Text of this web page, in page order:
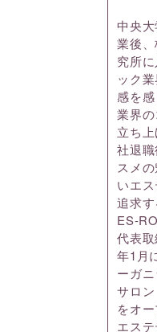
中央
業後
究所
ック
感を
業界
立ち
社退
スメ
いエ
追求
ES-
代表
年1月
ーガ
サロン
をオ
エス